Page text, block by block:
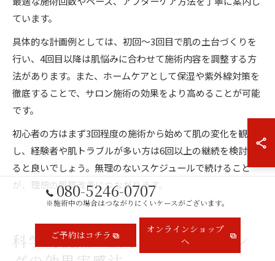
ています。
具体的な計画例としては、初回～3回目で肌の土台づくりを
行い、4回目以降は肌悩みに合わせて施術内容を調整する方
法があります。また、ホームケアとして保湿や紫外線対策を
徹底することで、サロン施術の効果をより高めることが可能
です。
初心者の方はまず3回程度の施術から始めて肌の変化を観察
し、経験者や肌トラブルが多い方は6回以上の継続を検討す
ると良いでしょう。無理のないスケジュールで続けること
が、理想の肌質改善につながります。
科学的視点で語るハーブピーリン
080-5246-0707
※施術中の場合はつながりにくいケースがございます。
ご予約はコチラ
オンラインショップ
へ